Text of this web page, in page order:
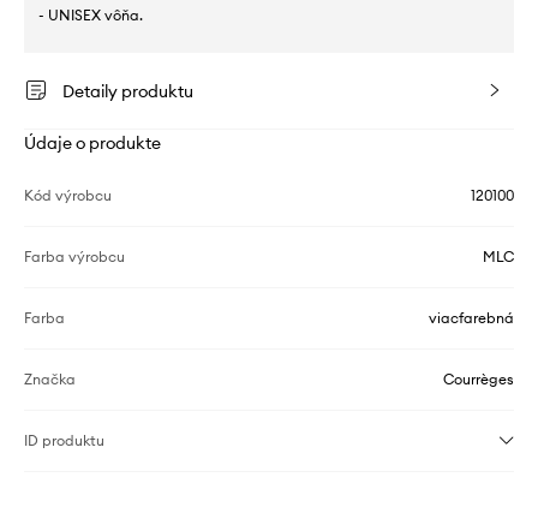
- UNISEX vôňa.
Detaily produktu
Údaje o produkte
Kód výrobcu 120100
Farba výrobcu MLC
Farba viacfarebná
Značka Courrèges
ID produktu